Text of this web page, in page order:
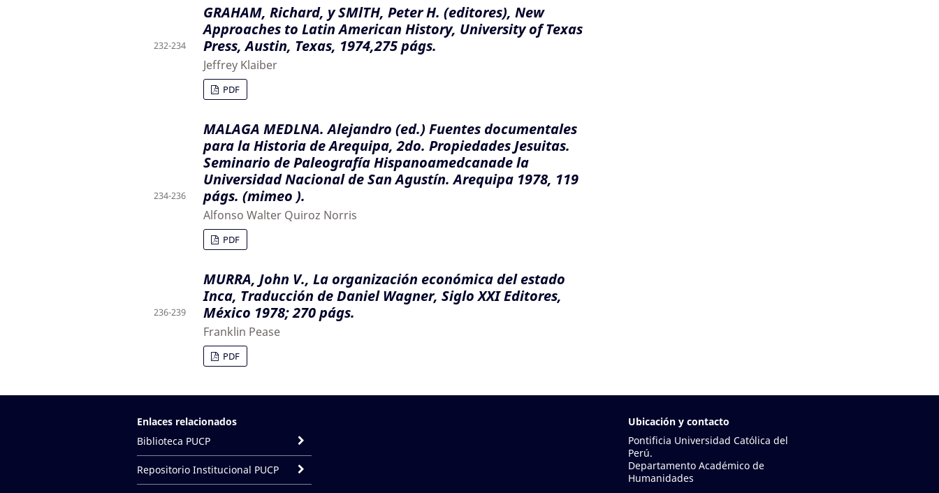
GRAHAM, Richard, y SMlTH, Peter H. (editores), New
Approaches to Latin American History, University of Texas
Press, Austin, Texas, 1974,275 págs.
Jeffrey Klaiber
232-234
PDF
MALAGA MEDLNA. Alejandro (ed.) Fuentes documentales
para la Historia de Arequipa, 2do. Propiedades Jesuitas.
Seminario de Paleografía Hispanoamedcanade la
Universidad Nacional de San Agustín. Arequipa 1978, 119
págs. (mimeo ).
Alfonso Walter Quiroz Norris
234-236
PDF
MURRA, John V., La organización económica del estado
Inca, Traducción de Daniel Wagner, Siglo XXI Editores,
México 1978; 270 págs.
Franklin Pease
236-239
PDF
Enlaces relacionados
Biblioteca PUCP
Repositorio Institucional PUCP
Ubicación y contacto
Pontificia Universidad Católica del
Perú.
Departamento Académico de
Humanidades